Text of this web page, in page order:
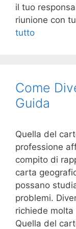
il tuo
riunione con
tutto
Come
Guida
Quella del
professione
compito di
carta
possano
problemi.
richiede
Quella del